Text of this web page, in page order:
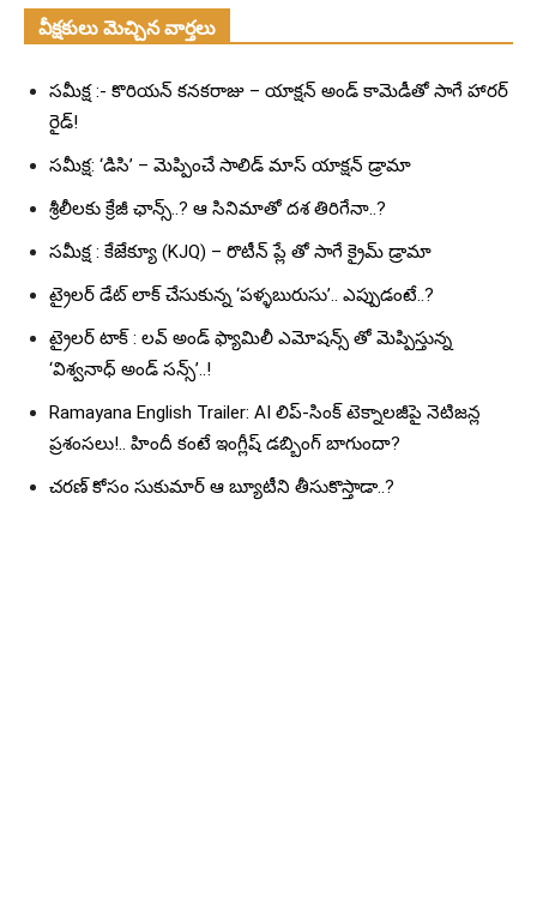
వీక్షకులు మెచ్చిన వార్తలు
సమీక్ష :- కొరియన్ కనకరాజు – యాక్షన్ అండ్ కామెడీతో సాగే హారర్
రైడ్!
సమీక్ష: ‘డిసి’ – మెప్పించే సాలిడ్ మాస్ యాక్షన్ డ్రామా
శ్రీలీలకు క్రేజీ ఛాన్స్..? ఆ సినిమాతో దశ తిరిగేనా..?
సమీక్ష : కేజేక్యూ (KJQ) – రొటీన్ ప్లే తో సాగే క్రైమ్ డ్రామా
ట్రైలర్ డేట్ లాక్ చేసుకున్న ‘పళ్ళబురుసు’.. ఎప్పుడంటే..?
ట్రైలర్ టాక్ : లవ్ అండ్ ఫ్యామిలీ ఎమోషన్స్ తో మెప్పిస్తున్న
‘విశ్వనాధ్ అండ్ సన్స్’..!
Ramayana English Trailer: AI లిప్-సింక్ టెక్నాలజీపై నెటిజన్ల
ప్రశంసలు!.. హిందీ కంటే ఇంగ్లీష్ డబ్బింగ్ బాగుందా?
చరణ్ కోసం సుకుమార్ ఆ బ్యూటీని తీసుకొస్తాడా..?